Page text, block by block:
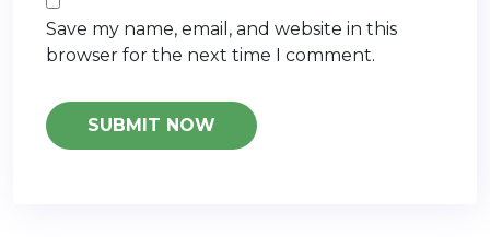
Save my name, email, and website in this
browser for the next time I comment.